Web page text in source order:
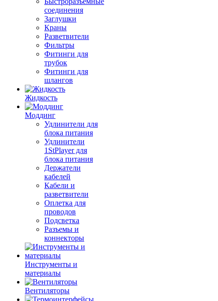
соединения
Заглушки
Краны
Разветвители
Фильтры
Фитинги для
трубок
Фитинги для
шлангов
Жидкость
Моддинг
Удлинители для
блока питания
Удлинители
1StPlayer для
блока питания
Держатели
кабелей
Кабели и
разветвители
Оплетка для
проводов
Подсветка
Разъемы и
коннекторы
Инструменты и
материалы
Вентиляторы